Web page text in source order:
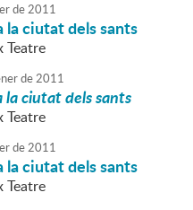
de2011
la ciutat dels sants
Teatre
de2011
la ciutat dels sants
Teatre
de2011
la ciutat dels sants
Teatre